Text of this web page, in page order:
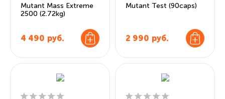
Mutant Mass Extreme
2500 (2.72kg)
4 490 руб.
Mutant Test (90caps)
2 990 руб.